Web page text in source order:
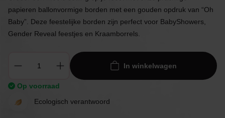
papieren ballonvormige borden met een gouden opdruk van “Oh
Baby”. Deze feestelijke borden zijn perfect voor BabyShowers,
Gender Reveal feestjes en Kraamborrels.
In winkelwagen
Op voorraad
Ecologisch verantwoord